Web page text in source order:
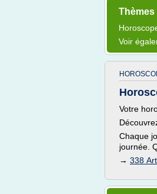
Voir
Votre
Chaque
journée.
→ 338